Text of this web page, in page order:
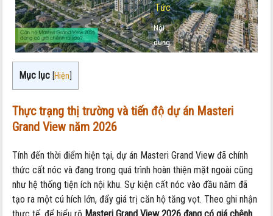
Tức
Nội
dung:
View
có
giá
chênh
ra
Mục lục [Hiện]
Thực trạng thị trường và tiến độ dự án Masteri
Grand View năm 2026
Tính đến thời điểm hiện tại, dự án Masteri Grand View đã chính
thức cất nóc và đang trong quá trình hoàn thiện mặt ngoài cũng
như hệ thống tiện ích nội khu. Sự kiện cất nóc vào đầu năm đã
tạo ra một cú hích lớn, đẩy giá trị căn hộ tăng vọt. Theo ghi nhận